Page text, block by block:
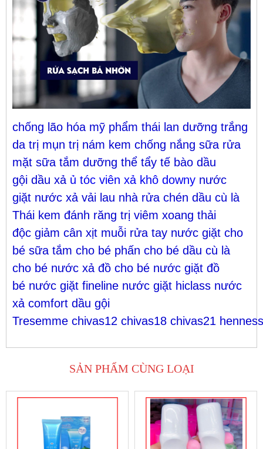
chống lão hóa mỹ phẩm thái lan dưỡng trắng
da trị mụn trị nám kem chống nắng sữa rửa
mặt sữa tắm dưỡng thể tẩy tế bào dầu
gội dầu xả ủ tóc viên xả khô downy nước
giặt nước xả vải lau nhà rửa chén dầu cù là
Thái kem đánh răng trị viêm xoang thải
độc giảm cân xịt muỗi rửa tay nước giặt cho
bé sữa tắm cho bé phấn cho bé dầu cù là
cho bé nước xả đồ cho bé nước giặt đồ
bé nước giặt fineline nước giặt hiclass nước
xả comfort dầu gội
Tresemme chivas12 chivas18 chivas21
SẢN PHẨM CÙNG LOẠI